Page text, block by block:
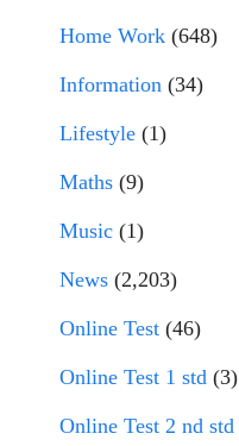
Home Work (648)
Information (34)
Lifestyle (1)
Maths (9)
Music (1)
News (2,203)
Online Test (46)
Online Test 1 std (3)
Online Test 2 nd std